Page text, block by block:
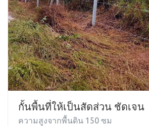
กั้นพื้นที่ให้เป็นสัดส่วน ชัดเจน
ความสูงจากพื้นดิน 150 ซม